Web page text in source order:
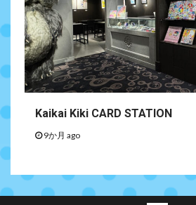
Kaikai Kiki CARD STATION
9か月 ago